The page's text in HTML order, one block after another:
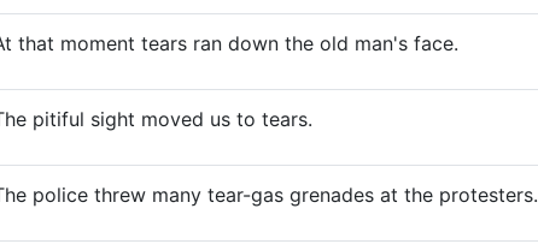
that moment tears ran down the old man's face.
pitiful sight moved us to tears.
police threw many tear-gas grenades at the protesters.